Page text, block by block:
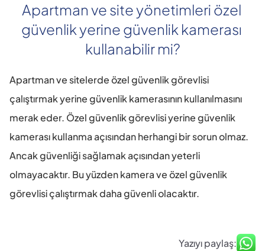
Apartman ve site yönetimleri özel
güvenlik yerine güvenlik kamerası
kullanabilir mi?
Apartman ve sitelerde özel güvenlik görevlisi
çalıştırmak yerine güvenlik kamerasının kullanılmasını
merak eder. Özel güvenlik görevlisi yerine güvenlik
kamerası kullanma açısından herhangi bir sorun olmaz.
Ancak güvenliği sağlamak açısından yeterli
olmayacaktır. Bu yüzden kamera ve özel güvenlik
görevlisi çalıştırmak daha güvenli olacaktır.
Yazıyı paylaş: